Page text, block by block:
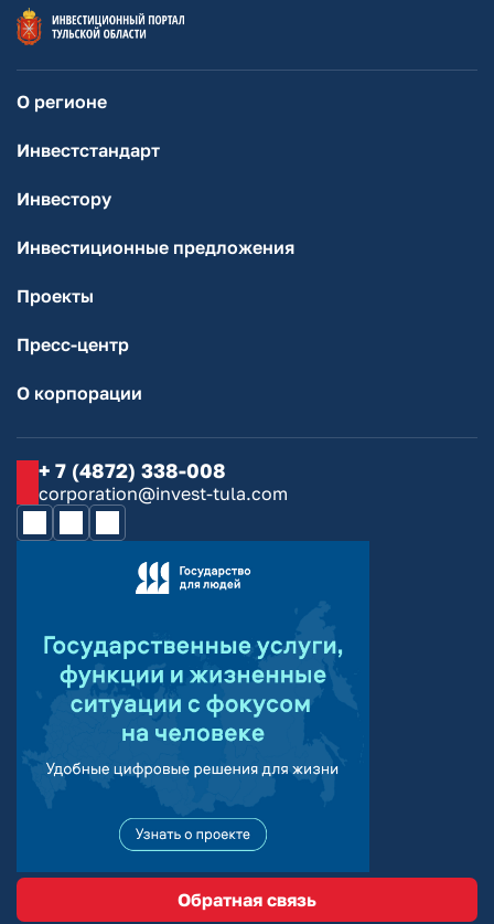
О регионе
Инвестстандарт
Инвестору
Инвестиционные предложения
Проекты
Пресс-центр
О корпорации
+ 7 (4872) 338-008
corporation@invest-tula.com
Обратная связь